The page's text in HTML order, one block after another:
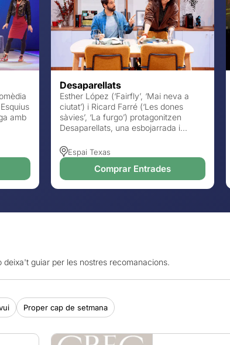
amb
Desaparellats
Esther López (‘Fairfly’, ‘Mai neva a
ciutat’) i Ricard Farré (‘Les dones
sàvies’, ‘La furgo’) protagonitzen
Desaparellats, una esbojarrada i...
Espai Texas
Comprar Entrades
guiar per les nostres recomanacions.
Proper cap de setmana